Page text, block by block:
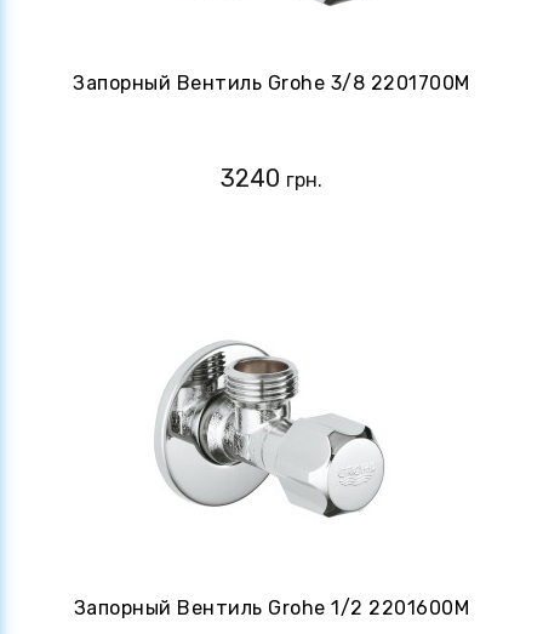
Запорный Вентиль Grohe 3/8 2201700M
3240 грн.
Запорный Вентиль Grohe 1/2 2201600M